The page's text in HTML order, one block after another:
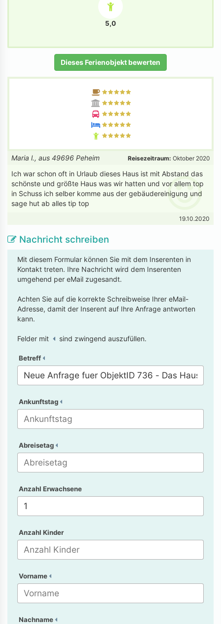
5,0
Dieses Ferienobjekt bewerten
Maria l., aus 49696 Peheim Reisezeitraum: Oktober 2020
Ich war schon oft in Urlaub dieses Haus ist mit Abstand das
schönste und größte Haus was wir hatten und vor allem top
in Schuss ich selber komme aus der gebäudereinigung und
sage hut ab alles tip top
19.10.2020
Nachricht schreiben
Mit diesem Formular können Sie mit dem Inserenten in
Kontakt treten. Ihre Nachricht wird dem Inserenten
umgehend per eMail zugesandt.
Achten Sie auf die korrekte Schreibweise Ihrer eMail-
Adresse, damit der Inserent auf Ihre Anfrage antworten
kann.
Felder mit sind zwingend auszufüllen.
Betreff
Ankunftstag
Abreisetag
Anzahl Erwachsene
Anzahl Kinder
Vorname
Nachname